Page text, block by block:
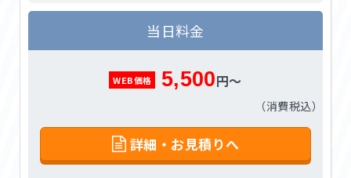
当日料金
WEB価格 5,500円～
（消費税込）
詳細・お見積りへ